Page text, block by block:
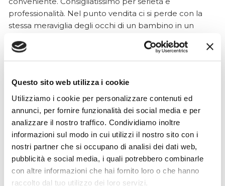
Questo sito web utilizza i cookie
Utilizziamo i cookie per personalizzare contenuti ed
annunci, per fornire funzionalità dei social media e per
analizzare il nostro traffico. Condividiamo inoltre
informazioni sul modo in cui utilizzi il nostro sito con i
nostri partner che si occupano di analisi dei dati web,
pubblicità e social media, i quali potrebbero combinarle
con altre informazioni che hai fornito loro o che hanno
raccolto dal tuo utilizzo dei loro servizi.
professionalità. Nel punto vendita ci si perde con la
stessa meraviglia degli occhi di un bambino in un
Simone Gasparoni
un mese fa
★★★★★
Ottima esperienza d’acquisto. Comunicazione
puntuale e cordiale, spedizione rapida e prodotti
effettivamente disponibili come indicato sul sito, senza
sorprese o ritardi. Servizio affidabile e professionale.
Negozio assolutamente consigliato, acqui..